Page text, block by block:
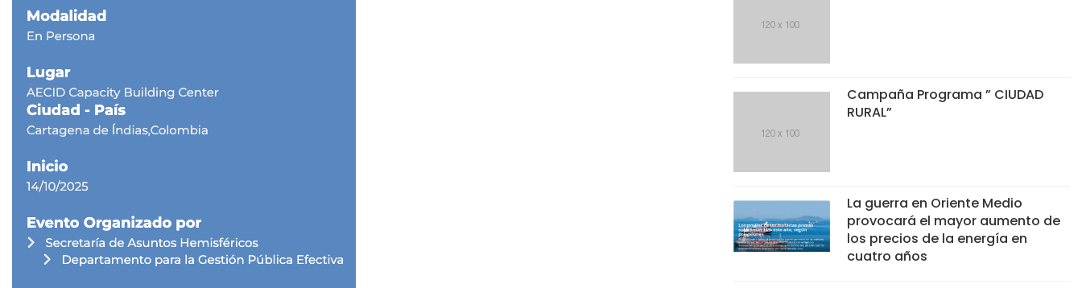
Campaña Programa ” CIUDAD
RURAL”
La guerra en Oriente Medio
provocará el mayor aumento de
los precios de la energía en
cuatro años